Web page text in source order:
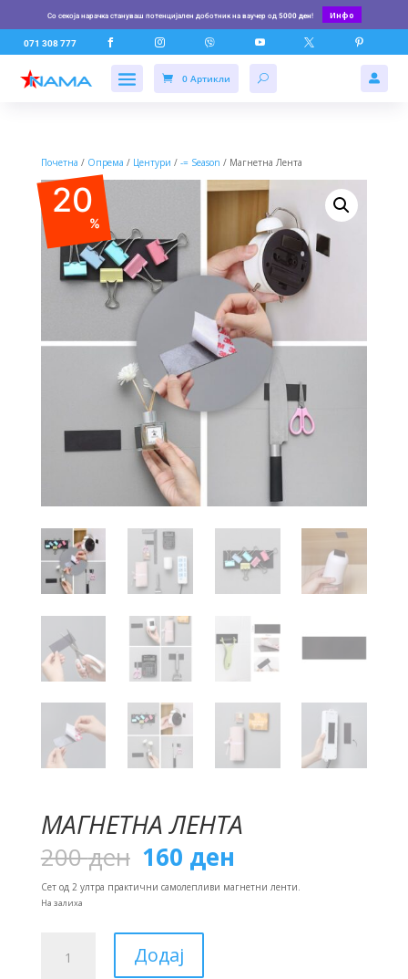
Со секоја нарачка стануваш потенцијален доботник на ваучер од 5000 ден! Инфо
071 308 777      
0 Артикли 
Почетна / Опрема / Центури / -= Season / Магнетна Лента
20
%
МАГНЕТНА ЛЕНТА
200ден Original
price
was:
160 ден
is:
Сет од 2 ултра практични самолепливи магнетни ленти.
На залиха
Лента
Додај